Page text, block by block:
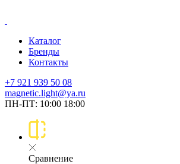
Каталог
Бренды
Контакты
+7 921 939 50 08
magnetic.light@ya.ru
ПН-ПТ: 10:00 18:00
Сравнение